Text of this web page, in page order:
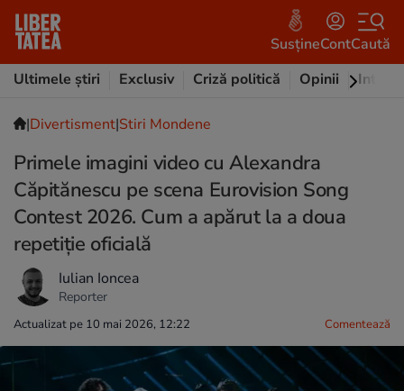
SusțineContCaută
Ultimele știri
Exclusiv Criză politică Opinii
|Divertisment|Stiri Mondene
Primele imagini video cu Alexandra
Căpitănescu pe scena Eurovision Song
Contest 2026. Cum a apărut la a doua
repetiție oficială
Iulian Ioncea
Reporter
Actualizat pe 10 mai 2026, 12:22 Comentează